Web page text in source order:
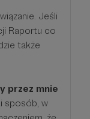
Jeśli
Raportu co
także
przez mnie
sposób, w